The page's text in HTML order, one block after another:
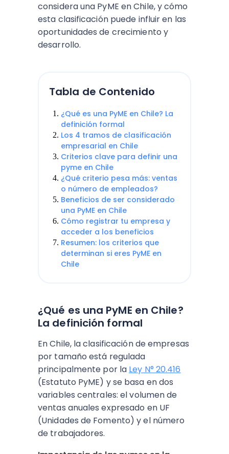
considera una PyME en Chile, y cómo
esta clasificación puede influir en las
oportunidades de crecimiento y
desarrollo.
Tabla de Contenido
¿Qué es una PyME en Chile? La
definición formal
Los 4 tramos de clasificación
empresarial en Chile
Criterios clave para definir una
pyme en Chile
¿Qué criterio pesa más: ventas
o número de empleados?
Beneficios de ser considerado
una PyME en Chile
Cómo registrar tu empresa y
acceder a los beneficios
Resumen: los criterios que
determinan si eres PyME en
Chile
¿Qué es una PyME en Chile?
La definición formal
En Chile, la clasificación de empresas
por tamaño está regulada
principalmente por la Ley N° 20.416
(Estatuto PyME) y se basa en dos
variables centrales: el volumen de
ventas anuales expresado en UF
(Unidades de Fomento) y el número
de trabajadores.